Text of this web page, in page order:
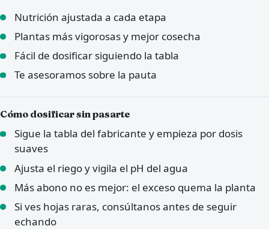
Nutrición ajustada a cada etapa
Plantas más vigorosas y mejor cosecha
Fácil de dosificar siguiendo la tabla
Te asesoramos sobre la pauta
Cómo dosificar sin pasarte
Sigue la tabla del fabricante y empieza por dosis
suaves
Ajusta el riego y vigila el pH del agua
Más abono no es mejor: el exceso quema la planta
Si ves hojas raras, consúltanos antes de seguir
echando